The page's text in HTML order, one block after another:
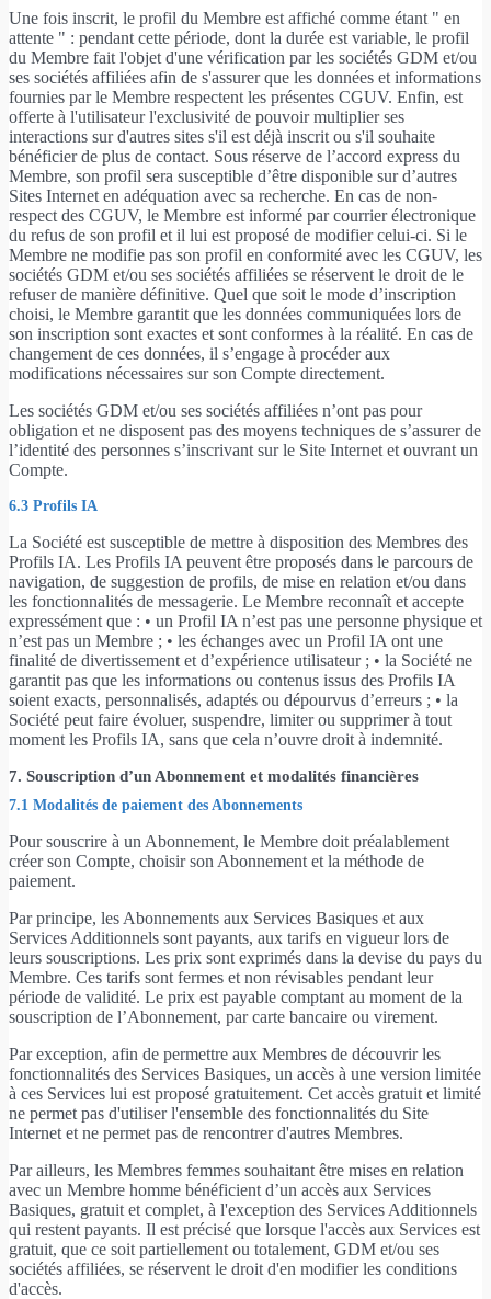
Une fois inscrit, le profil du Membre est affiché comme étant " en
attente " : pendant cette période, dont la durée est variable, le profil
du Membre fait l'objet d'une vérification par les sociétés GDM et/ou
ses sociétés affiliées afin de s'assurer que les données et informations
fournies par le Membre respectent les présentes CGUV. Enfin, est
offerte à l'utilisateur l'exclusivité de pouvoir multiplier ses
interactions sur d'autres sites s'il est déjà inscrit ou s'il souhaite
bénéficier de plus de contact. Sous réserve de l’accord express du
Membre, son profil sera susceptible d’être disponible sur d’autres
Sites Internet en adéquation avec sa recherche. En cas de non-
respect des CGUV, le Membre est informé par courrier électronique
du refus de son profil et il lui est proposé de modifier celui-ci. Si le
Membre ne modifie pas son profil en conformité avec les CGUV, les
sociétés GDM et/ou ses sociétés affiliées se réservent le droit de le
refuser de manière définitive. Quel que soit le mode d’inscription
choisi, le Membre garantit que les données communiquées lors de
son inscription sont exactes et sont conformes à la réalité. En cas de
changement de ces données, il s’engage à procéder aux
modifications nécessaires sur son Compte directement.
Les sociétés GDM et/ou ses sociétés affiliées n’ont pas pour
obligation et ne disposent pas des moyens techniques de s’assurer de
l’identité des personnes s’inscrivant sur le Site Internet et ouvrant un
Compte.
6.3 Profils IA
La Société est susceptible de mettre à disposition des Membres des
Profils IA. Les Profils IA peuvent être proposés dans le parcours de
navigation, de suggestion de profils, de mise en relation et/ou dans
les fonctionnalités de messagerie. Le Membre reconnaît et accepte
expressément que : • un Profil IA n’est pas une personne physique et
n’est pas un Membre ; • les échanges avec un Profil IA ont une
finalité de divertissement et d’expérience utilisateur ; • la Société ne
garantit pas que les informations ou contenus issus des Profils IA
soient exacts, personnalisés, adaptés ou dépourvus d’erreurs ; • la
Société peut faire évoluer, suspendre, limiter ou supprimer à tout
moment les Profils IA, sans que cela n’ouvre droit à indemnité.
7. Souscription d’un Abonnement et modalités financières
7.1 Modalités de paiement des Abonnements
Pour souscrire à un Abonnement, le Membre doit préalablement
créer son Compte, choisir son Abonnement et la méthode de
paiement.
Par principe, les Abonnements aux Services Basiques et aux
Services Additionnels sont payants, aux tarifs en vigueur lors de
leurs souscriptions. Les prix sont exprimés dans la devise du pays du
Membre. Ces tarifs sont fermes et non révisables pendant leur
période de validité. Le prix est payable comptant au moment de la
souscription de l’Abonnement, par carte bancaire ou virement.
Par exception, afin de permettre aux Membres de découvrir les
fonctionnalités des Services Basiques, un accès à une version limitée
à ces Services lui est proposé gratuitement. Cet accès gratuit et limité
ne permet pas d'utiliser l'ensemble des fonctionnalités du Site
Internet et ne permet pas de rencontrer d'autres Membres.
Par ailleurs, les Membres femmes souhaitant être mises en relation
avec un Membre homme bénéficient d’un accès aux Services
Basiques, gratuit et complet, à l'exception des Services Additionnels
qui restent payants. Il est précisé que lorsque l'accès aux Services est
gratuit, que ce soit partiellement ou totalement, GDM et/ou ses
sociétés affiliées, se réservent le droit d'en modifier les conditions
d'accès.